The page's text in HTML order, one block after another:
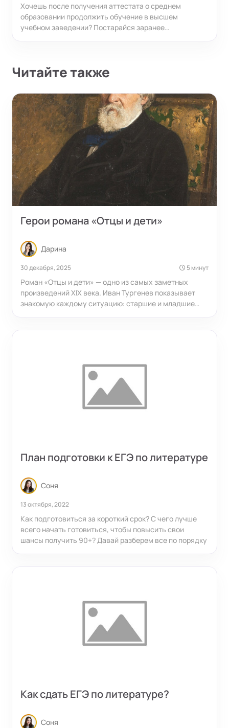
Хочешь после получения аттестата о среднем
образовании продолжить обучение в высшем
учебном заведении? Постарайся заранее
Читайте также
Герои романа «Отцы и дети»
Дарина
30 декабря, 2025 5 минут
Роман «Отцы и дети» — одно из самых заметных
произведений XIX века. Иван Тургенев показывает
знакомую каждому ситуацию: старшие и младшие
План подготовки к ЕГЭ по литературе
Соня
13 октября, 2022
Как подготовиться за короткий срок? С чего лучше
всего начать готовиться, чтобы повысить свои
шансы получить 90+? Давай разберем все по порядку
Как сдать ЕГЭ по литературе?
Соня